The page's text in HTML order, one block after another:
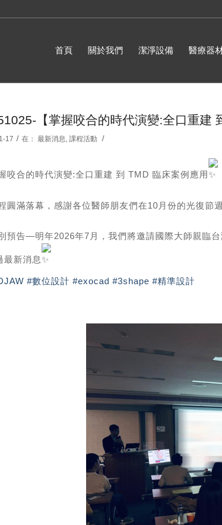
首頁 關於我們 潔淨設備 醫療器
【掌握咬合的時代演變:全口重建
17 / 在：最新消息,課程活動 /
咬合的時代演變:全口重建 到 TMD 臨床案例應用
圓滿落幕，感謝各位醫師朋友們在10月份的光復節
預告—明年2026年7月，我們將邀請國際大師親臨
最新消息
#數位設計 #exocad #3shape #精準設計